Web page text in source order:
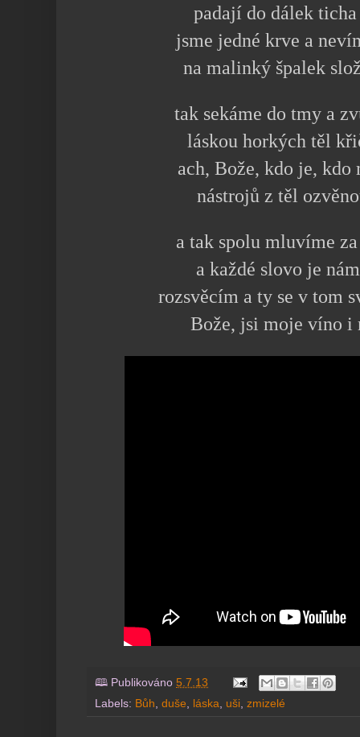
padají do dálek
jsme jedné krve a
na malinký špalek
tak sekáme do tmy a
láskou horkých těl
ach, Bože, kdo je,
nástrojů z těl
a tak spolu mluvíme
a každé slovo je
rozsvěcím a ty se v tom
Bože, jsi moje víno i
🕮 Publikováno 5.7.13
Labels: Bůh, duše, láska, uši, zmizelé